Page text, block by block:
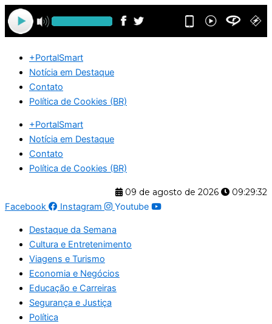
Ir
para
o
+PortalSmart
Notícia em Destaque
Contato
Política de Cookies (BR)
+PortalSmart
Notícia em Destaque
Contato
Política de Cookies (BR)
09 de agosto de 2026
09:29:32
Facebook
Instagram Youtube
Destaque da Semana
Cultura e Entretenimento
Viagens e Turismo
Economia e Negócios
Educação e Carreiras
Segurança e Justiça
Política